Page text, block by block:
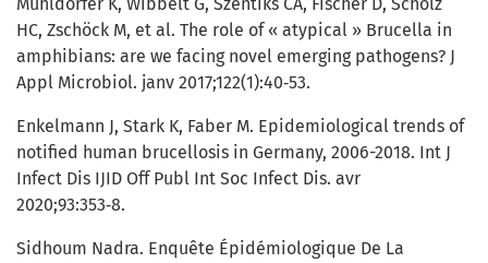
Mühldorfer K, Wibbelt G, Szentiks CA, Fischer D, Scholz
HC, Zschöck M, et al. The role of « atypical » Brucella in
amphibians: are we facing novel emerging pathogens? J
Appl Microbiol. janv 2017;122(1):40‑53.
Enkelmann J, Stark K, Faber M. Epidemiological trends of
notified human brucellosis in Germany, 2006-2018. Int J
Infect Dis IJID Off Publ Int Soc Infect Dis. avr
2020;93:353‑8.
Sidhoum Nadra. Enquête Épidémiologique De La